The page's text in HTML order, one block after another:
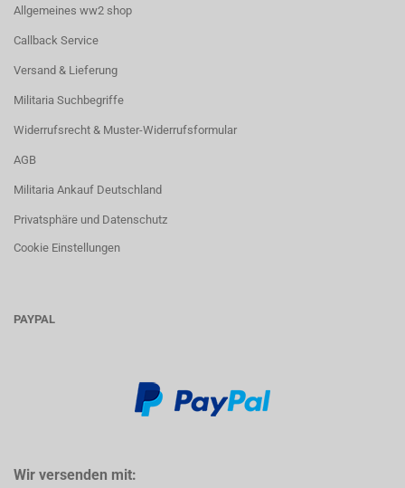
Allgemeines ww2 shop
Callback Service
Versand & Lieferung
Militaria Suchbegriffe
Widerrufsrecht & Muster-Widerrufsformular
AGB
Militaria Ankauf Deutschland
Privatsphäre und Datenschutz
Cookie Einstellungen
PAYPAL
Wir versenden mit: